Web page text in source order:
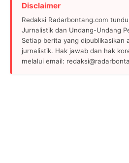
Disclaimer
Redaksi Radarbontang.com
Jurnalistik dan Undang-Undang
Setiap berita yang dipublikasikan
jurnalistik. Hak jawab dan hak
melalui email: